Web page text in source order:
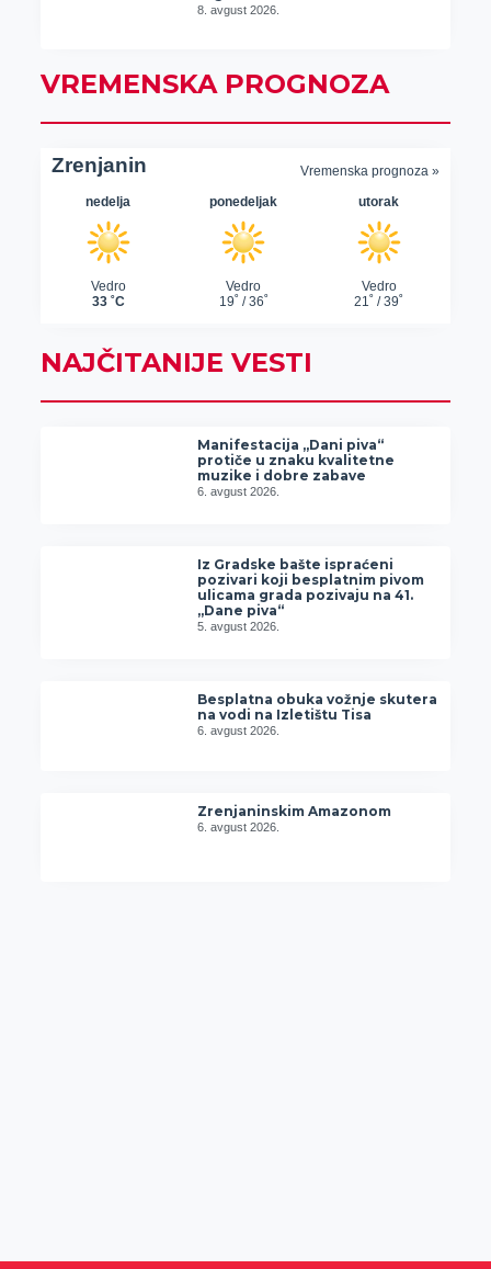
8. avgust 2026.
VREMENSKA PROGNOZA
NAJČITANIJE VESTI
Manifestacija „Dani piva“
protiče u znaku kvalitetne
muzike i dobre zabave
6. avgust 2026.
Iz Gradske bašte ispraćeni
pozivari koji besplatnim pivom
ulicama grada pozivaju na 41.
„Dane piva“
5. avgust 2026.
Besplatna obuka vožnje skutera
na vodi na Izletištu Tisa
6. avgust 2026.
Zrenjaninskim Amazonom
6. avgust 2026.